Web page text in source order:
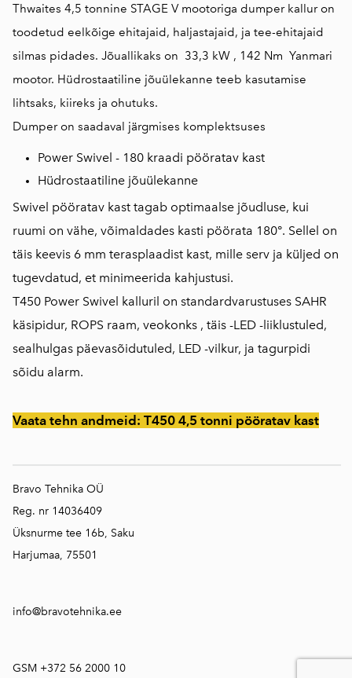
Thwaites 4,5 tonnine STAGE V mootoriga dumper kallur on
toodetud eelkõige ehitajaid, haljastajaid, ja tee-ehitajaid
silmas pidades. Jõuallikaks on 33,3 kW , 142 Nm Yanmari
mootor. Hüdrostaatiline jõuülekanne teeb kasutamise
lihtsaks, kiireks ja ohutuks.
Dumper on saadaval järgmises komplektsuses
Power Swivel - 180 kraadi pööratav kast
Hüdrostaatiline jõuülekanne
Swivel pööratav kast tagab optimaalse jõudluse, kui
ruumi on vähe, võimaldades kasti pöörata 180°. Sellel on
täis keevis 6 mm terasplaadist kast, mille serv ja küljed on
tugevdatud, et minimeerida kahjustusi.
T450 Power Swivel kalluril on standardvarustuses SAHR
käsipidur, ROPS raam, veokonks , täis -LED -liiklustuled,
sealhulgas päevasõidutuled, LED -vilkur, ja tagurpidi
sõidu alarm.
Vaata tehn andmeid: T450 4,5 tonni pööratav kast
Bravo Tehnika OÜ
Reg. nr 14036409
Üksnurme tee 16b, Saku
Harjumaa, 75501
info@bravotehnika.ee
GSM +372 56 2000 10